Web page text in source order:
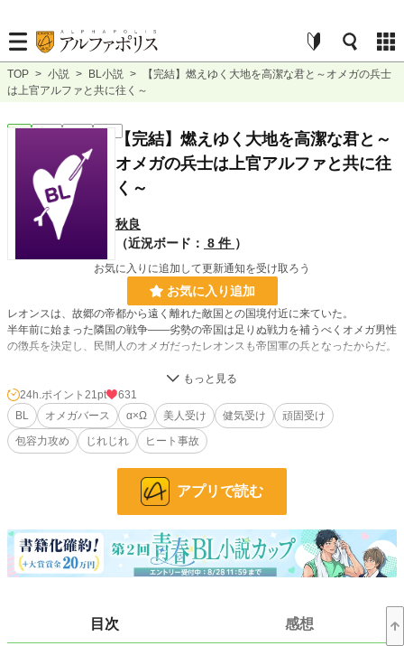
TOP > 小説 > BL小説 >
【完結】燃えゆく大地を高潔な君と～オメガの兵士
は上官アルファと共に往く～
BL 完結 長編 R18 【完結】燃えゆく大地を高潔な君と～
オメガの兵士は上官アルファと共に往
く～
秋良
（近況ボード： 8 件 ）
お気に入りに追加して更新通知を受け取ろう
お気に入り追加
レオンスは、故郷の帝都から遠く離れた敵国との国境付近に来ていた。
半年前に始まった隣国の戦争——劣勢の帝国は足りぬ戦力を補うべくオメガ男性
の徴兵を決定し、民間人のオメガだったレオンスも帝国軍の兵となったからだ。
オメガのレオンスが配属されたのは、アルファのシモン率いる第九部隊。
そこでシモンと出会ったレオンスは、シモンの匂いを嗅いだ瞬間「相性がいい」
のだと気づく。
けれど、シモンとレオンスは上官と部下の関係。そういう関係とは無縁の間柄で
あるべきだ。
だが戦地という慣れない場所での生活と新薬は、ただの民間人だったレオンスを
さらに芳しくない戦況が続くなか、二人の関係は次第に変化していき……。
——これは、勝利に囚われた国に翻弄されるアルファとオメガの物語。
・隊を束ねる軍人アルファ(34歳) × 徴兵された美人オメガ(30歳)
24h.ポイント 21pt
631
BL
オメガバース α×Ω 美人受け 健気受け
頑固受け
包容力攻め
じれじれ ヒート事故
アプリで読む
目次 感想